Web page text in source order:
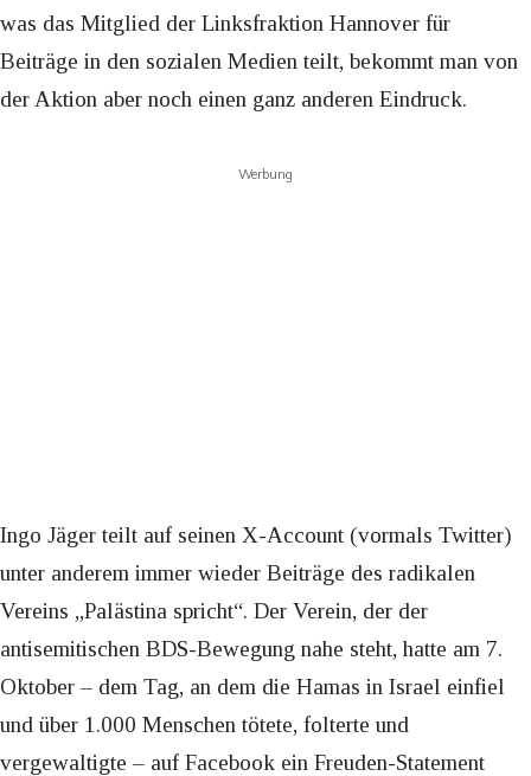
was das Mitglied der Linksfraktion Hannover für
Beiträge in den sozialen Medien teilt, bekommt man von
der Aktion aber noch einen ganz anderen Eindruck.
Werbung
Ingo Jäger teilt auf seinen X-Account (vormals Twitter)
unter anderem immer wieder Beiträge des radikalen
Vereins „Palästina spricht“. Der Verein, der der
antisemitischen BDS-Bewegung nahe steht, hatte am 7.
Oktober – dem Tag, an dem die Hamas in Israel einfiel
und über 1.000 Menschen tötete, folterte und
vergewaltigte – auf Facebook ein Freuden-Statement